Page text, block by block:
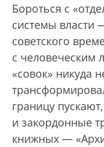
Бороться с
системы власти
советского
с человеческим
«совок» никуда
границу
и закордонные
книжных —